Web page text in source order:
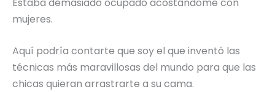
mujeres.
Aquí podría contarte que soy el que inventó las
técnicas más maravillosas del mundo para que las
chicas quieran arrastrarte a su cama.